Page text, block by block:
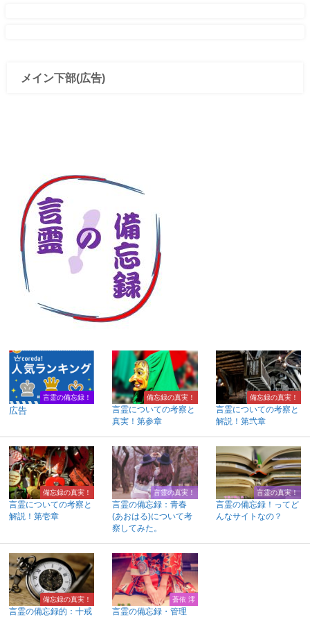
メイン下部(広告)
言霊の備忘録！
広告
備忘録の真実！
言霊についての考察と
真実！第参章
備忘録の真実！
言霊についての考察と
解説！第弐章
備忘録の真実！
言霊についての考察と
解説！第壱章
言霊の真実！
言霊の備忘録：青春
(あおはる)について考
察してみた。
言霊の真実！
言霊の備忘録！ってど
んなサイトなの？
備忘録の真実！
言霊の備忘録的：十戒
蒼依 澪
言霊の備忘録・管理